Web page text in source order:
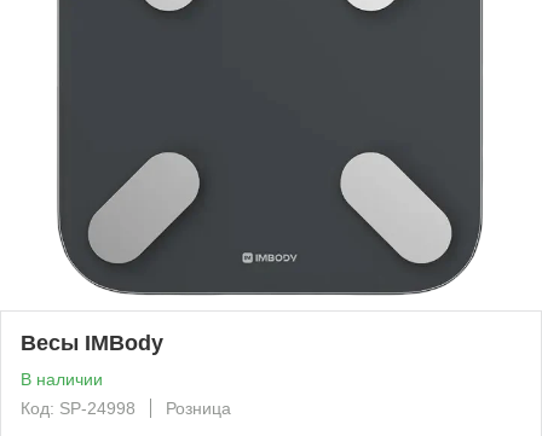
Весы IMBody
В наличии
Код: SP-24998
Розница